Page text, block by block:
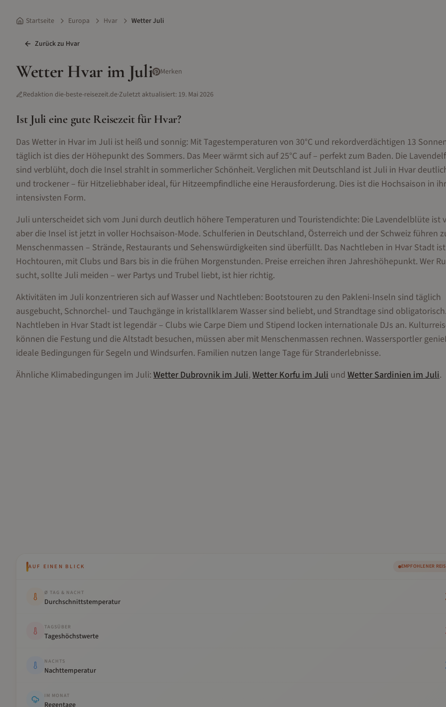
Startseite Europa Hvar Wetter Juli
Zurück zu Hvar
Wetter Hvar im Juli Merken
Redaktion die-beste-reisezeit.de·Zuletzt aktualisiert: 19. Mai 2026
Ist Juli eine gute Reisezeit für Hvar?
Das Wetter in Hvar im Juli ist heiß und sonnig: Mit Tagestemperaturen von 30°C und rekordverdächtigen 13
täglich ist dies der Höhepunkt des Sommers. Das Meer wärmt sich auf 25°C auf – perfekt zum Baden. Die
sind verblüht, doch die Insel strahlt in sommerlicher Schönheit. Verglichen mit Deutschland ist Juli in Hvar
und trockener – für Hitzeliebhaber ideal, für Hitzeempfindliche eine Herausforderung. Dies ist die Hochsaison in
intensivsten Form.
Juli unterscheidet sich vom Juni durch deutlich höhere Temperaturen und Touristendichte: Die Lavendelblüte ist
aber die Insel ist jetzt in voller Hochsaison-Mode. Schulferien in Deutschland, Österreich und der Schweiz führen
Menschenmassen – Strände, Restaurants und Sehenswürdigkeiten sind überfüllt. Das Nachtleben in Hvar Stadt
Hochtouren, mit Clubs und Bars bis in die frühen Morgenstunden. Preise erreichen ihren Jahreshöhepunkt. Wer
sucht, sollte Juli meiden – wer Partys und Trubel liebt, ist hier richtig.
Aktivitäten im Juli konzentrieren sich auf Wasser und Nachtleben: Bootstouren zu den Pakleni-Inseln sind täglich
ausgebucht, Schnorchel- und Tauchgänge in kristallklarem Wasser sind beliebt, und Strandtage sind
Nachtleben in Hvar Stadt ist legendär – Clubs wie Carpe Diem und Stipend locken internationale DJs an.
können die Festung und die Altstadt besuchen, müssen aber mit Menschenmassen rechnen. Wassersportler
ideale Bedingungen für Segeln und Windsurfen. Familien nutzen lange Tage für Stranderlebnisse.
Ähnliche Klimabedingungen im Juli: WetterDubrovnikimJuli,WetterKorfuimJuli und WetterSardinienimJuli.
AUF EINEN BLICK EMPFOHLENER
Ø TAG & NACHT
Durchschnittstemperatur
TAGSÜBER
Tageshöchstwerte
NACHTS
Nachttemperatur
IM MONAT
Regentage